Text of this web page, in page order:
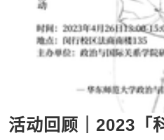
活动回顾｜2023「